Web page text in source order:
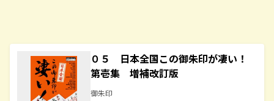
０５ 日本全国この御朱印が凄い！
第壱集 増補改訂版
御朱印